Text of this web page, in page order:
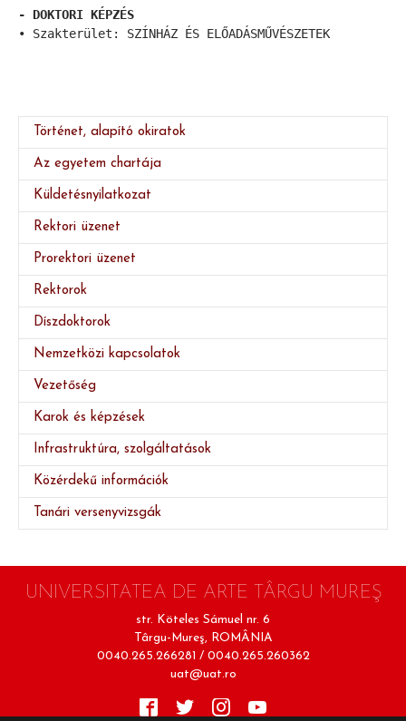
Történet, alapító okiratok
Az egyetem chartája
Küldetésnyilatkozat
Rektori üzenet
Prorektori üzenet
Rektorok
Díszdoktorok
Nemzetközi kapcsolatok
Vezetőség
Karok és képzések(current)
Infrastruktúra, szolgáltatások
Közérdekű információk
Tanári versenyvizsgák
- DOKTORI KÉPZÉS
• Szakterület: SZÍNHÁZ ÉS ELŐADÁSMŰVÉSZETEK
UNIVERSITATEA DE ARTE TÂRGU MUREŞ
str. Köteles Sámuel nr. 6
Târgu-Mureş, ROMÂNIA
0040.265.266281 / 0040.265.260362
uat@uat.ro